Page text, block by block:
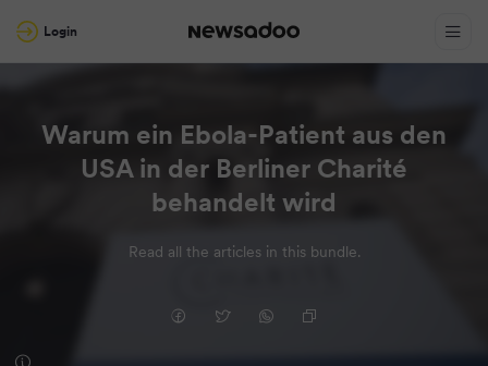
Login
Warum ein Ebola-Patient aus den
USA in der Berliner Charité
behandelt wird
Read all the articles in this bundle.